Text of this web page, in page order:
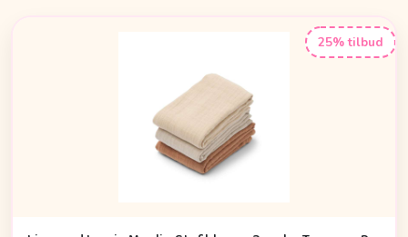
25% tilbud